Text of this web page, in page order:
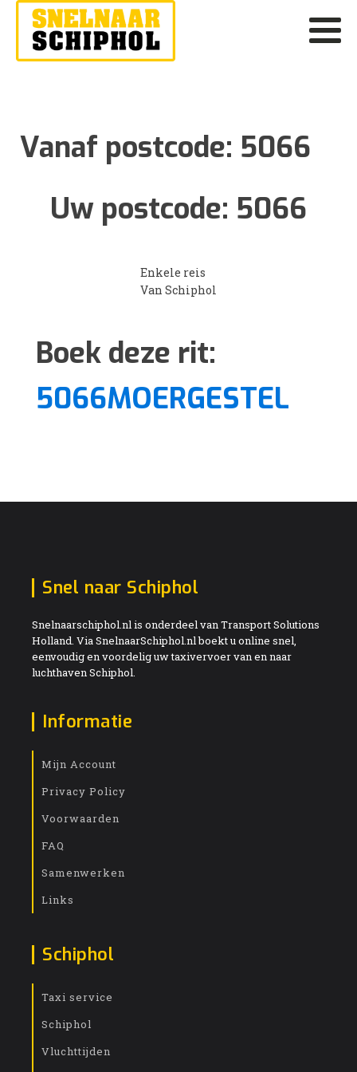
Vanaf postcode: 5066
Uw postcode: 5066
Enkele reis
Van Schiphol
Boek deze rit:
5066MOERGESTEL
Snel naar Schiphol
Snelnaarschiphol.nl is onderdeel van Transport Solutions
Holland. Via SnelnaarSchiphol.nl boekt u online snel,
eenvoudig en voordelig uw taxivervoer van en naar
luchthaven Schiphol.
Informatie
Mijn Account
Privacy Policy
Voorwaarden
FAQ
Samenwerken
Links
Schiphol
Taxi service
Schiphol
Vluchttijden